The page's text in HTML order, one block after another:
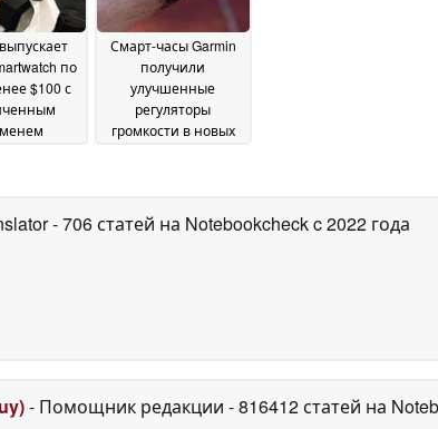
по
$100 с
Смарт-часы Garmin
получили
улучшенные
регуляторы
громкости в новых
- 706 статей на Notebookcheckc 2022 года
- Помощник редакции - 816412 статей на